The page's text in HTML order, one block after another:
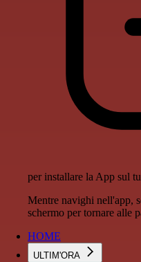
per installare la App sul
Mentre navighi nell'app,
schermo per tornare alle
HOME
ULTIM'ORA